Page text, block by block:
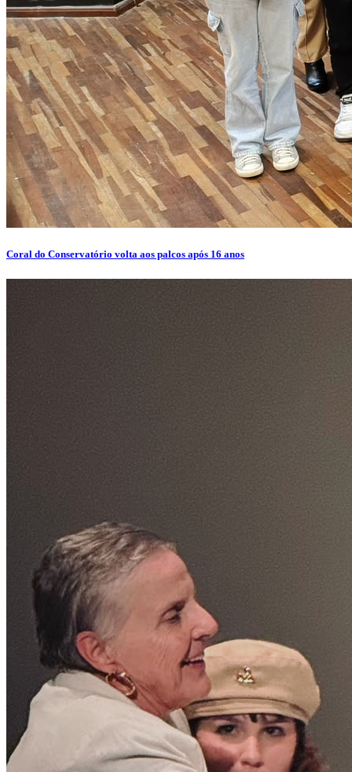
Coral do Conservatório volta aos palcos após 16 anos